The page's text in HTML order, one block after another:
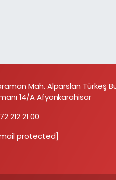
Mah. Alparslan Türkeş
14/A Afyonkarahisar
212 21 00
protected]